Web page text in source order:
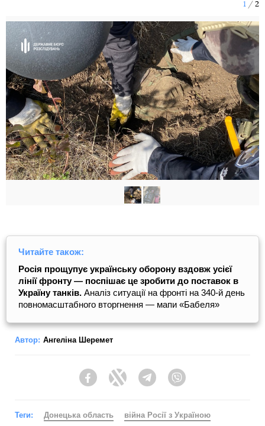
1 2
Читайте також:
Росія прощупує українську оборону вздовж усієї
лінії фронту ― поспішає це зробити до поставок в
Україну танків. Аналіз ситуації на фронті на 340-й день
повномасштабного вторгнення — мапи «Бабеля»
Автор: Ангеліна Шеремет
FacebookTwitter Telegram
Теги: Донецька область війна Росії з Україною